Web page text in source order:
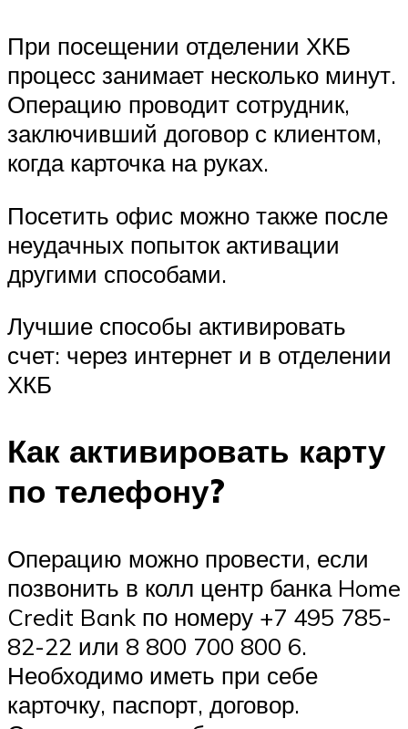
При посещении отделении ХКБ
процесс занимает несколько минут.
Операцию проводит сотрудник,
заключивший договор с клиентом,
когда карточка на руках.
Посетить офис можно также после
неудачных попыток активации
другими способами.
Лучшие способы активировать
счет: через интернет и в отделении
ХКБ
Как активировать карту
по телефону?
Операцию можно провести, если
позвонить в колл центр банка Home
Credit Bank по номеру +7 495 785-
82-22 или 8 800 700 800 6.
Необходимо иметь при себе
карточку, паспорт, договор.